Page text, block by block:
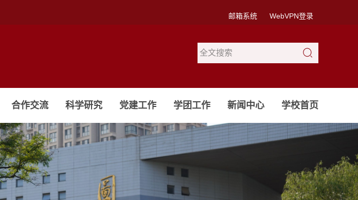
邮箱系统 WebVPN登录
合作交流 科学研究 党建工作 学团工作 新闻中心 学校首页